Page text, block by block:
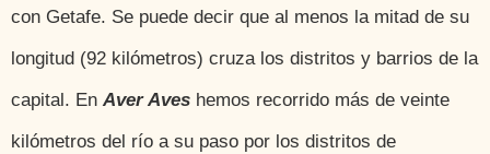
con Getafe. Se puede decir que al menos la mitad de su
longitud (92 kilómetros) cruza los distritos y barrios de la
capital. En Aver Aves hemos recorrido más de veinte
kilómetros del río a su paso por los distritos de